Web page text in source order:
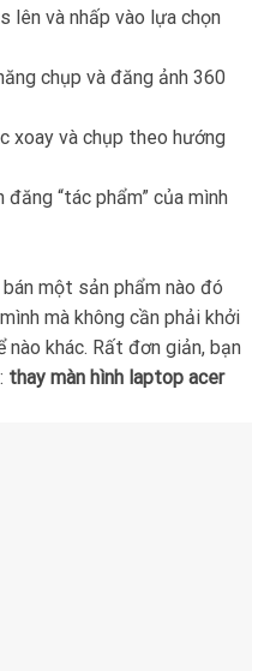
lên và nhấp vào lựa chọn
chụp và đăng ảnh 360
xoay và chụp theo hướng
“tác phẩm” của mình
một sản phẩm nào đó
mà không cần phải khởi
khác. Rất đơn giản, bạn
thay màn hình laptop acer